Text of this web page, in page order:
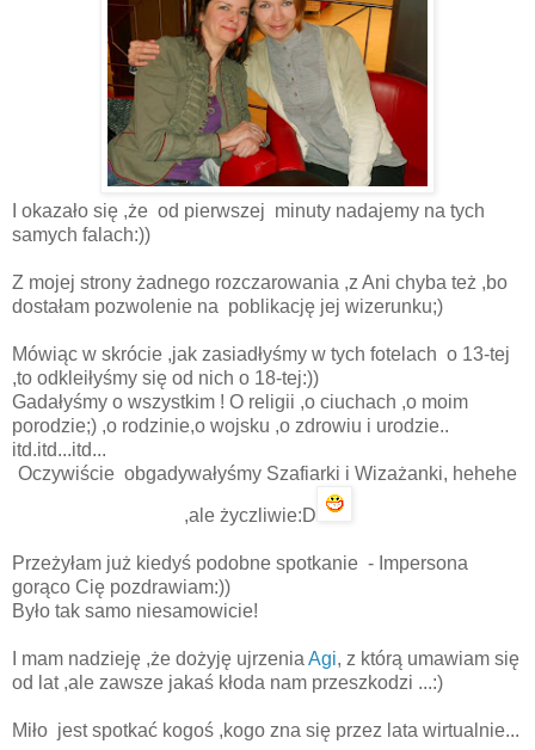
I okazało się ,że od pierwszej minuty nadajemy na tych
samych falach:))
Z mojej strony żadnego rozczarowania ,z Ani chyba też ,bo
dostałam pozwolenie na poblikację jej wizerunku;)
Mówiąc w skrócie ,jak zasiadłyśmy w tych fotelach o 13-tej
,to odkleiłyśmy się od nich o 18-tej:))
Gadałyśmy o wszystkim ! O religii ,o ciuchach ,o moim
porodzie;) ,o rodzinie,o wojsku ,o zdrowiu i urodzie..
itd.itd...itd...
Oczywiście obgadywałyśmy Szafiarki i Wizażanki, hehehe
,ale życzliwie:D
Przeżyłam już kiedyś podobne spotkanie - Impersona
gorąco Cię pozdrawiam:))
Było tak samo niesamowicie!
I mam nadzieję ,że dożyję ujrzenia Agi, z którą umawiam się
od lat ,ale zawsze jakaś kłoda nam przeszkodzi ...:)
Miło jest spotkać kogoś ,kogo zna się przez lata wirtualnie...